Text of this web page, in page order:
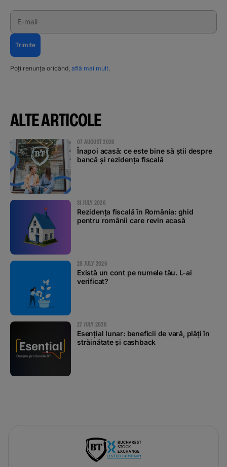
E-mail
Trimite
Poți renunța oricând, află mai mult.
ALTE ARTICOLE
07 AUGUST 2026
Înapoi acasă: ce este bine să știi despre
bancă și rezidența fiscală
31 JULY 2026
Rezidența fiscală în România: ghid
pentru românii care revin acasă
28 JULY 2026
Există un cont pe numele tău. L-ai
verificat?
27 JULY 2026
Esențial lunar: beneficii de vară, plăți în
străinătate și cashback